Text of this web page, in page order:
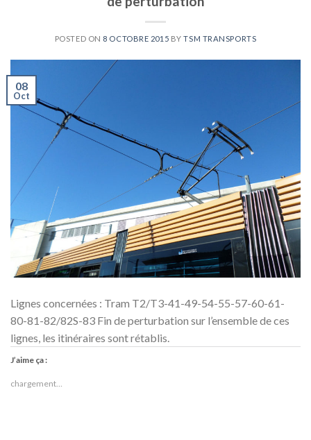
POSTED ON 8 OCTOBRE 2015 BYTSM TRANSPORTS
08
Oct
Lignes concernées : Tram T2/T3-41-49-54-55-57-60-61-
80-81-82/82S-83 Fin de perturbation sur l’ensemble de ces
lignes, les itinéraires sont rétablis.
J’aime ça :
chargement…